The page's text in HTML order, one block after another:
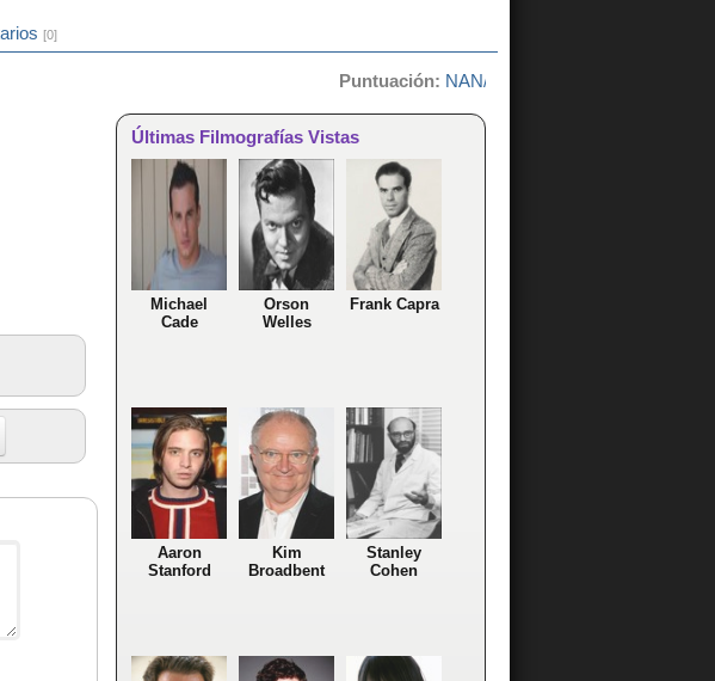
[0]
Puntuación: NAN/10 de 0 votos
Últimas Filmografías Vistas
Michael
Cade
Orson
Welles
Frank Capra
Aaron
Stanford
Kim
Broadbent
Stanley
Cohen